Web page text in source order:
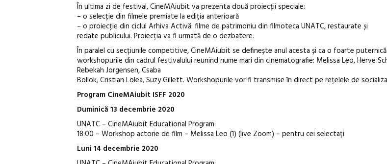
În ultima zi de festival, CineMAiubit va prezenta două proiecții speciale:
– o selecție din filmele premiate la ediția anterioară
– o proiecție din ciclul Arhiva Activă: filme de patrimoniu din filmoteca UNATC, restaurate și
redate publicului. Proiecția va fi urmată de o dezbatere.
În paralel cu secțiunile competitive, CineMAiubit se definește anul acesta și ca o foarte
workshopurile din cadrul festivalului reunind nume mari din cinematografie: Melissa Leo, Herve
Rebekah Jorgensen, Csaba
Bollok, Cristian Lolea, Suzy Gillett. Workshopurile vor fi transmise în direct pe rețelele de
Program CineMAiubit ISFF 2020
Duminică 13 decembrie 2020
UNATC – CineMAiubit Educational Program:
18:00 – Workshop actorie de film – Melissa Leo (1) (live Zoom) – pentru cei selectați
Luni 14 decembrie 2020